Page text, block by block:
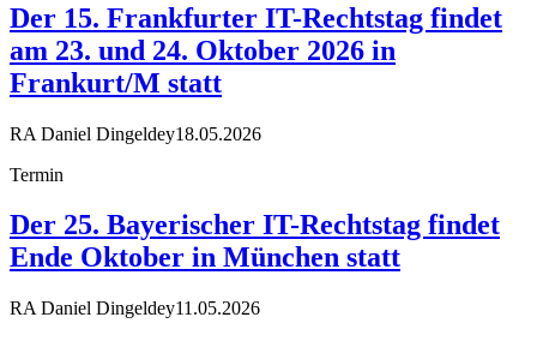
Der 15. Frankfurter IT-Rechtstag findet
am 23. und 24. Oktober 2026 in
Frankurt/M statt
RA Daniel Dingeldey18.05.2026
Termin
Der 25. Bayerischer IT-Rechtstag findet
Ende Oktober in München statt
RA Daniel Dingeldey11.05.2026